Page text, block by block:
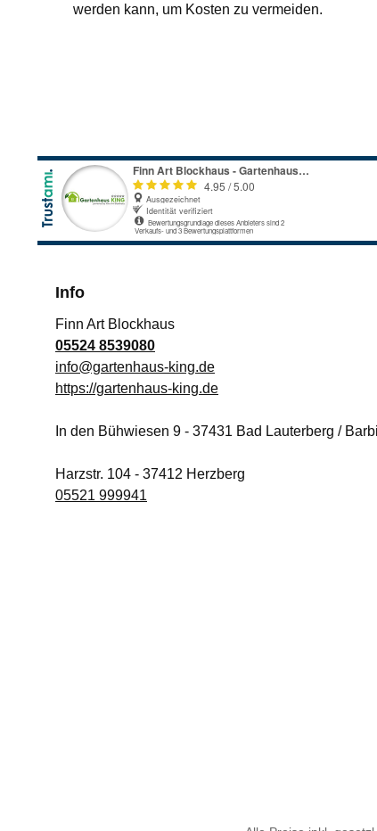
werden kann, um Kosten zu vermeiden.
Info
Finn Art Blockhaus
05524 8539080
info@gartenhaus-king.de
https://gartenhaus-king.de
In den Bühwiesen 9 - 37431 Bad Lauterberg /
Harzstr. 104 - 37412 Herzberg
05521 999941